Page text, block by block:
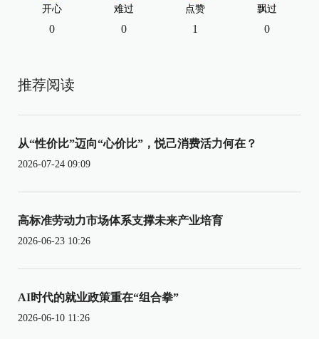
开心
0
难过
0
点赞
1
飘过
0
推荐阅读
从“性价比”迈向“心价比”，悦己消费活力何在？
2026-07-24 09:09
高标准劳动力市场体系支撑未来产业培育
2026-06-23 10:26
AI时代的就业政策重在“组合拳”
2026-06-10 11:26